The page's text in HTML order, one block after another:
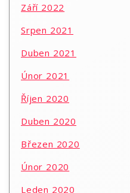
Září 2022
Srpen 2021
Duben 2021
Únor 2021
Říjen 2020
Duben 2020
Březen 2020
Únor 2020
Leden 2020